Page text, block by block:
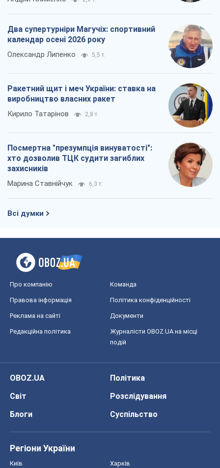
Два супертурніри Магучіх: спортивний
календар осені 2026 року
Олександр Липенко 5,5 т.
Ракетний щит і меч України: ставка на
виробництво власних ракет
Кирило Татарінов 2,8 т.
Посмертна "презумпція винуватості":
хто дозволив ТЦК судити загиблих
захисників
Марина Ставнійчук 6,3 т.
Всі думки
Про компанію Команда
Правова інформація Політика конфіденційності
Реклама на сайті Документи
Редакційна політика
Журналісти OBOZ.UA на місці
подій
OBOZ.UA
Політика
Світ
Розслідування
Блоги
Суспільство
Регіони України
Київ Харків